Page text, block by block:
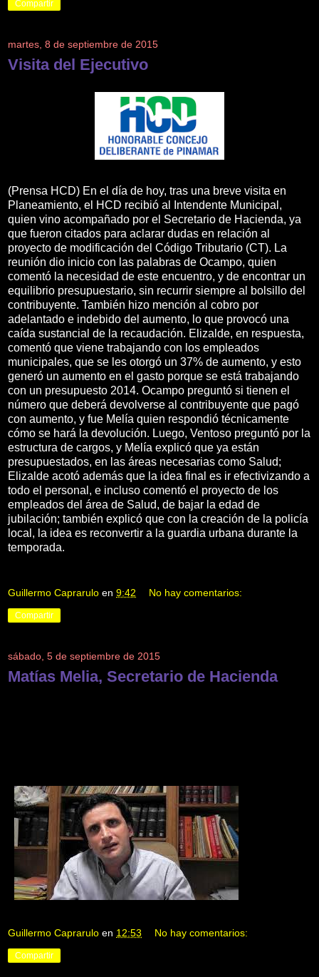
Compartir
martes, 8 de septiembre de 2015
Visita del Ejecutivo
(Prensa HCD) En el día de hoy, tras una breve visita en
Planeamiento, el HCD recibió al Intendente Municipal,
quien vino acompañado por el Secretario de Hacienda, ya
que fueron citados para aclarar dudas en relación al
proyecto de modificación del Código Tributario (CT). La
reunión dio inicio con las palabras de Ocampo, quien
comentó la necesidad de este encuentro, y de encontrar un
equilibrio presupuestario, sin recurrir siempre al bolsillo del
contribuyente. También hizo mención al cobro por
adelantado e indebido del aumento, lo que provocó una
caída sustancial de la recaudación. Elizalde, en respuesta,
comentó que viene trabajando con los empleados
municipales, que se les otorgó un 37% de aumento, y esto
generó un aumento en el gasto porque se está trabajando
con un presupuesto 2014. Ocampo preguntó si tienen el
número que deberá devolverse al contribuyente que pagó
con aumento, y fue Melía quien respondió técnicamente
cómo se hará la devolución. Luego, Ventoso preguntó por la
estructura de cargos, y Melía explicó que ya están
presupuestados, en las áreas necesarias como Salud;
Elizalde acotó además que la idea final es ir efectivizando a
todo el personal, e incluso comentó el proyecto de los
empleados del área de Salud, de bajar la edad de
jubilación; también explicó que con la creación de la policía
local, la idea es reconvertir a la guardia urbana durante la
temporada.
Guillermo Caprarulo en 9:42 No hay comentarios:
Compartir
sábado, 5 de septiembre de 2015
Matías Melia, Secretario de Hacienda
Guillermo Caprarulo en 12:53 No hay comentarios:
Compartir